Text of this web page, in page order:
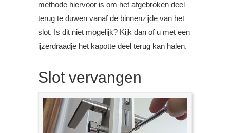
methode hiervoor is om het afgebroken deel
terug te duwen vanaf de binnenzijde van het
slot. Is dit niet mogelijk? Kijk dan of u met een
ijzerdraadje het kapotte deel terug kan halen.
Slot vervangen